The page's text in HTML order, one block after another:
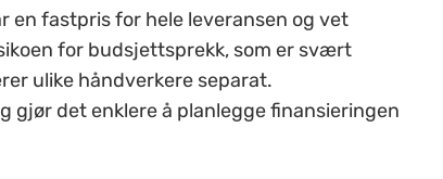
en fastpris for hele leveransen og vet
for budsjettsprekk, som er svært
ulike håndverkere separat.
gjør det enklere å planlegge finansieringen